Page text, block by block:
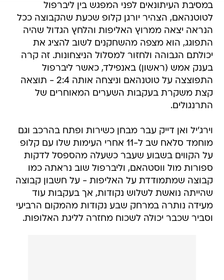
במסיבת העיתונאים לפני המפגש בין ליברפול
לטוטנהאם, הצהיר יורגן קלופ שכעת שהקבוצה ככל
הנראה יצאה ממרוץ האליפות והלחץ הגדול שהיה
התפוגג, הוא מצפה מהשחקנים לשוב להציג את
יכולתם הגבוהה ולחזור למסלול הניצחונות. זה קרה
בענק אמש (ראשון) באנפילד, כאשר ליברפול
התפוצצה על טוטנהאם וניצחה אותה 2:4 - תוצאה
קצת משקרת בעקבות השערים המאוחרים של
התרנגולים.
וירג'יל ואן דייק עבר מבחן כשירות ופתח בהרכב וגם
מוחמד סלאח שב ל-11 אחרי העימות שלו עם קלופ
על הקווים בשבוע שעבר כשעלה מהספסל לדקות
ספורות מול ווסטהאם, וליברפול שוב נראתה כמו
קבוצה שמתמודדת על האליפות - על חשבון קבוצה
שהייתה נואשת לשלוש נקודות, אך בעקבות עוד
מעידה נותרה במרחק שבע נקודות מהמקום הרביעי
וסביר שכבר יכולה לשכוח מחזרה לליגת האלופות.